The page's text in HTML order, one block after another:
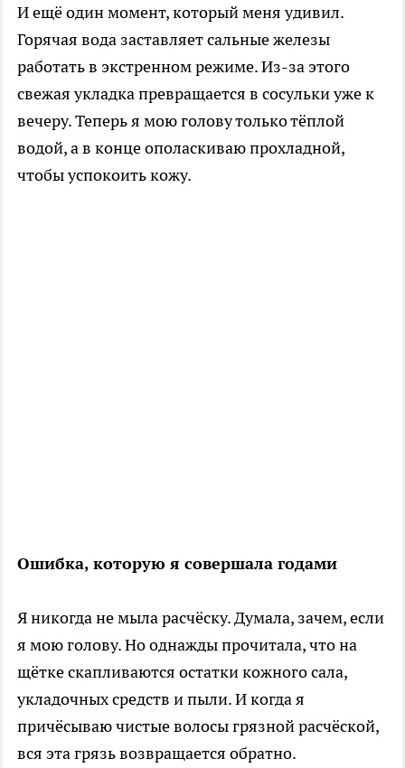
И ещё один момент, который меня удивил.
Горячая вода заставляет сальные железы
работать в экстренном режиме. Из-за этого
свежая укладка превращается в сосульки уже к
вечеру. Теперь я мою голову только тёплой
водой, а в конце ополаскиваю прохладной,
чтобы успокоить кожу.
Ошибка, которую я совершала годами
Я никогда не мыла расчёску. Думала, зачем, если
я мою голову. Но однажды прочитала, что на
щётке скапливаются остатки кожного сала,
укладочных средств и пыли. И когда я
причёсываю чистые волосы грязной расчёской,
вся эта грязь возвращается обратно.